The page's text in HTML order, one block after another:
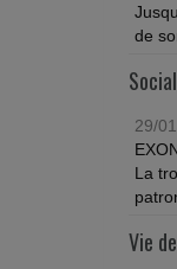
de
Social
29/
La
Vie